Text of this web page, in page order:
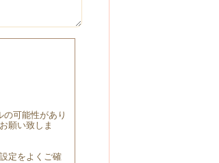
可能性があり
願い致しま
定をよくご確